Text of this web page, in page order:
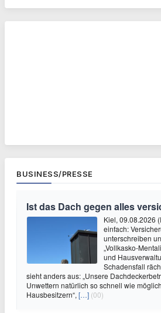
BUSINESS/PRESSE
Ist das Dach gegen alles
Kiel, 09.08.2026
einfach:
unterschreiben
„Vollkasko-
und
Schadensfall
sieht anders aus: „Unsere
Unwettern natürlich so schnell wie
Hausbesitzern“, […] (00)